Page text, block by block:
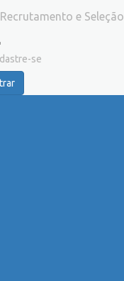
Recrutamento e Seleção
se